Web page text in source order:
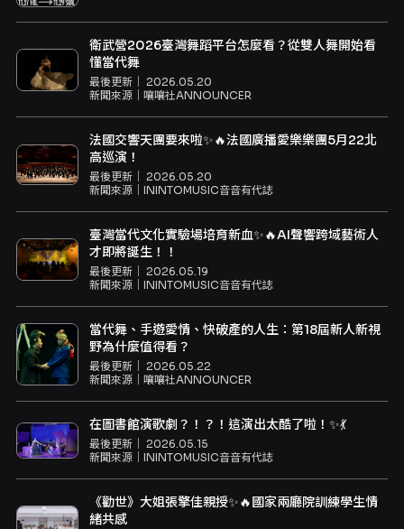
衛武營2026臺灣舞蹈平台怎麼看？從雙人舞開始看
懂當代舞
最後更新｜ 2026.05.20
新聞來源｜ 嚷嚷社ANNOUNCER
法國交響天團要來啦✨🔥法國廣播愛樂樂團5月22北
高巡演！
最後更新｜ 2026.05.20
新聞來源｜ ININTOMUSIC音音有代誌
臺灣當代文化實驗場培育新血✨🔥AI聲響跨域藝術人
才即將誕生！！
最後更新｜ 2026.05.19
新聞來源｜ ININTOMUSIC音音有代誌
當代舞、手遊愛情、快破產的人生：第18屆新人新視
野為什麼值得看？
最後更新｜ 2026.05.22
新聞來源｜ 嚷嚷社ANNOUNCER
在圖書館演歌劇？！？！這演出太酷了啦！✨💃
最後更新｜ 2026.05.15
新聞來源｜ ININTOMUSIC音音有代誌
《勸世》大姐張擎佳親授✨🔥國家兩廳院訓練學生情
緒共感